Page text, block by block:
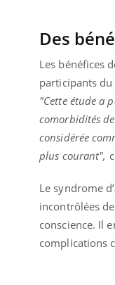
Des
Les bénéfices
participants
"Cette étude a
comorbidités
considérée
plus courant",
Le syndrome
incontrôlées
conscience. Il
complications